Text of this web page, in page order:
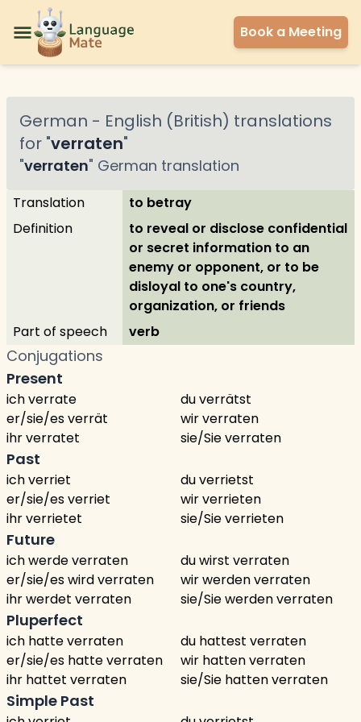
Book a Meeting
German - English (British) translations
for "verraten"
"verraten" German translation
Translation
to betray
Definition
to reveal or disclose confidential
or secret information to an
enemy or opponent, or to be
disloyal to one's country,
organization, or friends
Part of speech
verb
Conjugations
Present
ich verrate
du verrätst
er/sie/es verrät
wir verraten
ihr verratet
sie/Sie verraten
Past
ich verriet
du verrietst
er/sie/es verriet
wir verrieten
ihr verrietet
sie/Sie verrieten
Future
ich werde verraten
du wirst verraten
er/sie/es wird verraten
wir werden verraten
ihr werdet verraten
sie/Sie werden verraten
Pluperfect
ich hatte verraten
du hattest verraten
er/sie/es hatte verraten
wir hatten verraten
ihr hattet verraten
sie/Sie hatten verraten
Simple Past